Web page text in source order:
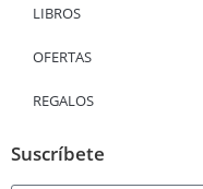
LIBROS
OFERTAS
REGALOS
Suscríbete